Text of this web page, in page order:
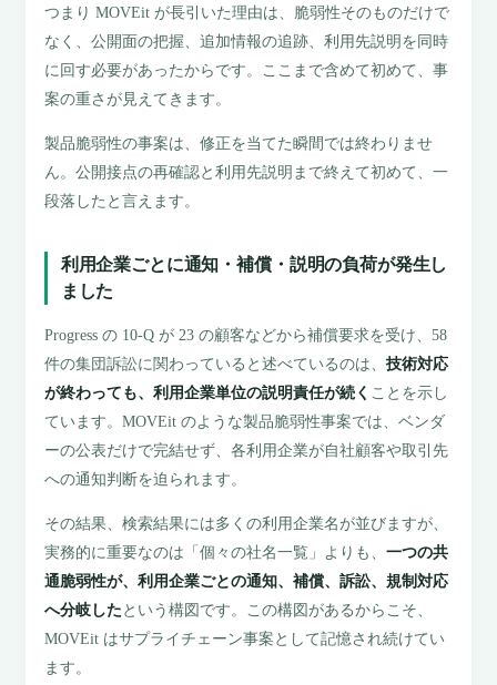
つまり MOVEit が長引いた理由は、脆弱性そのものだけで
なく、公開面の把握、追加情報の追跡、利用先説明を同時
に回す必要があったからです。ここまで含めて初めて、事
案の重さが見えてきます。
製品脆弱性の事案は、修正を当てた瞬間では終わりませ
ん。公開接点の再確認と利用先説明まで終えて初めて、一
段落したと言えます。
利用企業ごとに通知・補償・説明の負荷が発生し
ました
Progress の 10-Q が 23 の顧客などから補償要求を受け、58
件の集団訴訟に関わっていると述べているのは、技術対応
が終わっても、利用企業単位の説明責任が続く ことを示し
ています。MOVEit のような製品脆弱性事案では、ベンダ
ーの公表だけで完結せず、各利用企業が自社顧客や取引先
への通知判断を迫られます。
その結果、検索結果には多くの利用企業名が並びますが、
実務的に重要なのは「個々の社名一覧」よりも、一つの共
通脆弱性が、利用企業ごとの通知、補償、訴訟、規制対応
へ分岐した という構図です。この構図があるからこそ、
MOVEit はサプライチェーン事案として記憶され続けてい
ます。